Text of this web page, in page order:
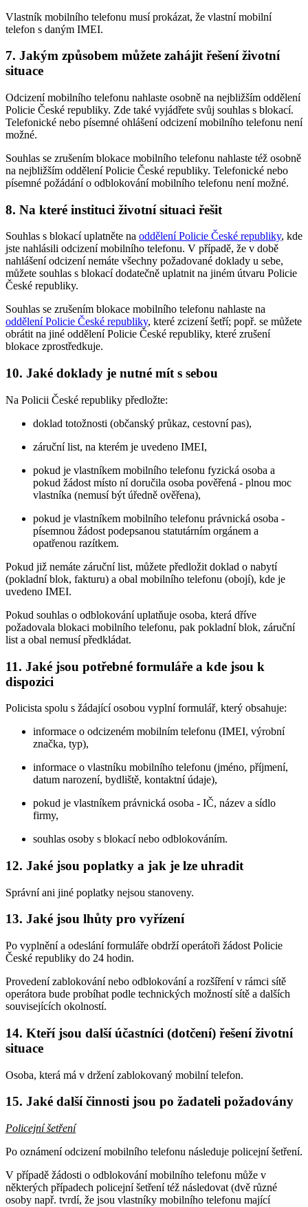
Vlastník mobilního telefonu musí prokázat, že vlastní mobilní
telefon s daným IMEI.
7. Jakým způsobem můžete zahájit řešení životní
situace
Odcizení mobilního telefonu nahlaste osobně na nejbližším oddělení
Policie České republiky. Zde také vyjádřete svůj souhlas s blokací.
Telefonické nebo písemné ohlášení odcizení mobilního telefonu není
možné.
Souhlas se zrušením blokace mobilního telefonu nahlaste též osobně
na nejbližším oddělení Policie České republiky. Telefonické nebo
písemné požádání o odblokování mobilního telefonu není možné.
8. Na které instituci životní situaci řešit
Souhlas s blokací uplatněte na oddělení Policie České republiky, kde
jste nahlásili odcizení mobilního telefonu. V případě, že v době
nahlášení odcizení nemáte všechny požadované doklady u sebe,
můžete souhlas s blokací dodatečně uplatnit na jiném útvaru Policie
České republiky.
Souhlas se zrušením blokace mobilního telefonu nahlaste na
oddělení Policie České republiky, které zcizení šetří; popř. se můžete
obrátit na jiné oddělení Policie České republiky, které zrušení
blokace zprostředkuje.
10. Jaké doklady je nutné mít s sebou
Na Policii České republiky předložte:
doklad totožnosti (občanský průkaz, cestovní pas),
záruční list, na kterém je uvedeno IMEI,
pokud je vlastníkem mobilního telefonu fyzická osoba a
pokud žádost místo ní doručila osoba pověřená - plnou moc
vlastníka (nemusí být úředně ověřena),
pokud je vlastníkem mobilního telefonu právnická osoba -
písemnou žádost podepsanou statutárním orgánem a
opatřenou razítkem.
Pokud již nemáte záruční list, můžete předložit doklad o nabytí
(pokladní blok, fakturu) a obal mobilního telefonu (obojí), kde je
uvedeno IMEI.
Pokud souhlas o odblokování uplatňuje osoba, která dříve
požadovala blokaci mobilního telefonu, pak pokladní blok, záruční
list a obal nemusí předkládat.
11. Jaké jsou potřebné formuláře a kde jsou k
dispozici
Policista spolu s žádající osobou vyplní formulář, který obsahuje:
informace o odcizeném mobilním telefonu (IMEI, výrobní
značka, typ),
informace o vlastníku mobilního telefonu (jméno, příjmení,
datum narození, bydliště, kontaktní údaje),
pokud je vlastníkem právnická osoba - IČ, název a sídlo
firmy,
souhlas osoby s blokací nebo odblokováním.
12. Jaké jsou poplatky a jak je lze uhradit
Správní ani jiné poplatky nejsou stanoveny.
13. Jaké jsou lhůty pro vyřízení
Po vyplnění a odeslání formuláře obdrží operátoři žádost Policie
České republiky do 24 hodin.
Provedení zablokování nebo odblokování a rozšíření v rámci sítě
operátora bude probíhat podle technických možností sítě a dalších
souvisejících okolností.
14. Kteří jsou další účastníci (dotčení) řešení životní
situace
Osoba, která má v držení zablokovaný mobilní telefon.
15. Jaké další činnosti jsou po žadateli požadovány
Policejní šetření
Po oznámení odcizení mobilního telefonu následuje policejní šetření.
V případě žádosti o odblokování mobilního telefonu může v
některých případech policejní šetření též následovat (dvě různé
osoby např. tvrdí, že jsou vlastníky mobilního telefonu mající